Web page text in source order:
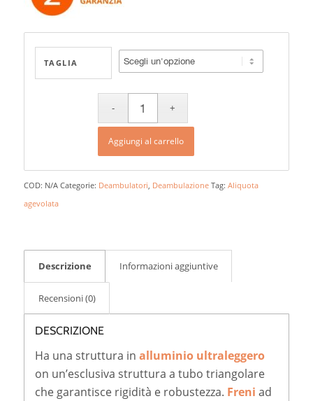
TAGLIA
Aggiungi al carrello
COD: N/A Categorie: Deambulatori, Deambulazione Tag: Aliquota
agevolata
Descrizione Informazioni aggiuntive
Recensioni (0)
DESCRIZIONE
Ha una struttura in alluminio ultraleggero
on un’esclusiva struttura a tubo triangolare
che garantisce rigidità e robustezza. Freni ad